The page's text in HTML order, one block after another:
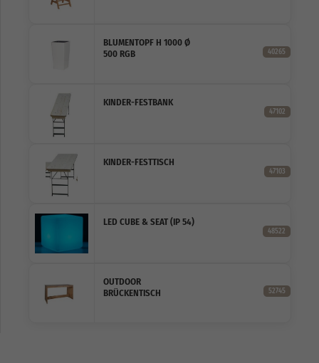
BLUMENTOPF H 1000 Ø
500 RGB
40265
KINDER-FESTBANK
47102
KINDER-FESTTISCH
47103
LED CUBE & SEAT (IP 54)
48522
OUTDOOR
BRÜCKENTISCH
52745